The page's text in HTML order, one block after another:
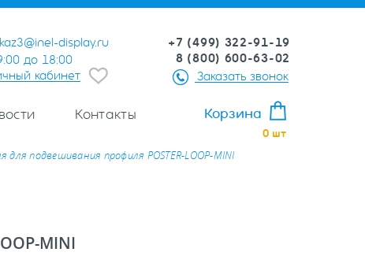
display.ru
до 18:00
кабинет
+7 (499) 322-91-19
8 (800) 600-63-02
Заказать звонок
Контакты Корзина
0 шт
для подвешивания профиля POSTER-LOOP-MINI
MINI